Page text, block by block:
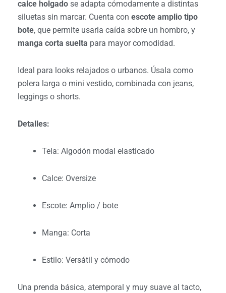
calce holgadose adapta cómodamente a distintas
siluetas sin marcar. Cuenta con escote amplio tipo
bote, que permite usarla caída sobre un hombro, y
manga corta suelta para mayor comodidad.
Ideal para looks relajados o urbanos. Úsala como
polera larga o mini vestido, combinada con jeans,
leggings o shorts.
Detalles:
Tela: Algodón modal elasticado
Calce: Oversize
Escote: Amplio / bote
Manga: Corta
Estilo: Versátil y cómodo
Una prenda básica, atemporal y muy suave al tacto,